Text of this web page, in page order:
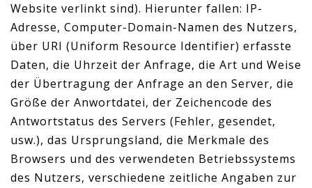
Website verlinkt sind). Hierunter fallen: IP-
Adresse, Computer-Domain-Namen des Nutzers,
über URI (Uniform Resource Identifier) erfasste
Daten, die Uhrzeit der Anfrage, die Art und Weise
der Übertragung der Anfrage an den Server, die
Größe der Anwortdatei, der Zeichencode des
Antwortstatus des Servers (Fehler, gesendet,
usw.), das Ursprungsland, die Merkmale des
Browsers und des verwendeten Betriebssystems
des Nutzers, verschiedene zeitliche Angaben zur